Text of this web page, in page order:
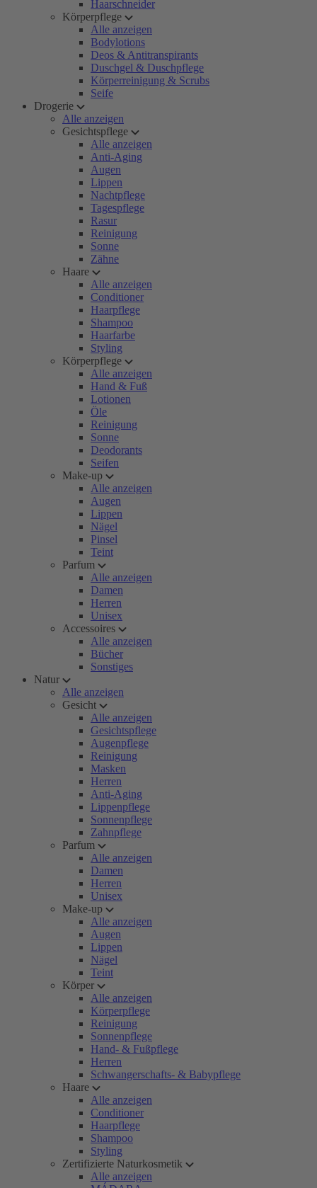
Haarschneider
Körperpflege
Alle anzeigen
Bodylotions
Deos & Antitranspirants
Duschgel & Duschpflege
Körperreinigung & Scrubs
Seife
Drogerie
Alle anzeigen
Gesichtspflege
Alle anzeigen
Anti-Aging
Augen
Lippen
Nachtpflege
Tagespflege
Rasur
Reinigung
Sonne
Zähne
Haare
Alle anzeigen
Conditioner
Haarpflege
Shampoo
Haarfarbe
Styling
Körperpflege
Alle anzeigen
Hand & Fuß
Lotionen
Öle
Reinigung
Sonne
Deodorants
Seifen
Make-up
Alle anzeigen
Augen
Lippen
Nägel
Pinsel
Teint
Parfum
Alle anzeigen
Damen
Herren
Unisex
Accessoires
Alle anzeigen
Bücher
Sonstiges
Natur
Alle anzeigen
Gesicht
Alle anzeigen
Gesichtspflege
Augenpflege
Reinigung
Masken
Herren
Anti-Aging
Lippenpflege
Sonnenpflege
Zahnpflege
Parfum
Alle anzeigen
Damen
Herren
Unisex
Make-up
Alle anzeigen
Augen
Lippen
Nägel
Teint
Körper
Alle anzeigen
Körperpflege
Reinigung
Sonnenpflege
Hand- & Fußpflege
Herren
Schwangerschafts- & Babypflege
Haare
Alle anzeigen
Conditioner
Haarpflege
Shampoo
Styling
Zertifizierte Naturkosmetik
Alle anzeigen